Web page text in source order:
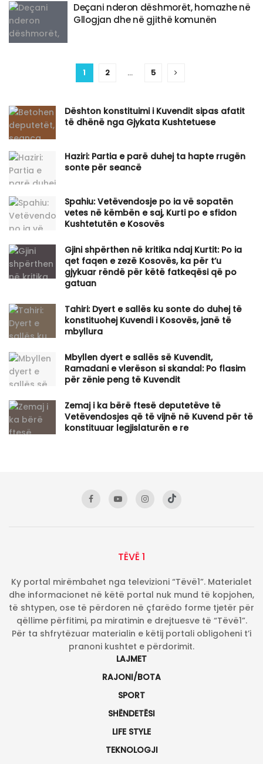
​Deçani nderon dëshmorët, homazhe në
Gllogjan dhe në gjithë komunën
1 2 … 5
Dështon konstituimi i Kuvendit sipas afatit
të dhënë nga Gjykata Kushtetuese
Haziri: Partia e parë duhej ta hapte rrugën
sonte për seancë
Spahiu: Vetëvendosje po ia vë sopatën
vetes në këmbën e saj, Kurti po e sfidon
Kushtetutën e Kosovës
Gjini shpërthen në kritika ndaj Kurtit: Po ia
qet faqen e zezë Kosovës, ka për t’u
gjykuar rëndë për këtë fatkeqësi që po
gatuan
Tahiri: Dyert e sallës ku sonte do duhej të
konstituohej Kuvendi i Kosovës, janë të
mbyllura
Mbyllen dyert e sallës së Kuvendit,
Ramadani e vlerëson si skandal: Po flasim
për zënie peng të Kuvendit
Zemaj i ka bërë ftesë deputetëve të
Vetëvendosjes që të vijnë në Kuvend për të
konstituuar legjislaturën e re
TËVË 1
Ky portal mirëmbahet nga televizioni “Tëvë1”. Materialet
dhe informacionet në këtë portal nuk mund të kopjohen,
të shtypen, ose të përdoren në çfarëdo forme tjetër për
qëllime përfitimi, pa miratimin e drejtuesve të “Tëvë1”.
Për ta shfrytëzuar materialin e këtij portali obligoheni t’i
pranoni kushtet e përdorimit.
LAJMET
RAJONI/BOTA
SPORT
SHËNDETËSI
LIFE STYLE
TEKNOLOGJI